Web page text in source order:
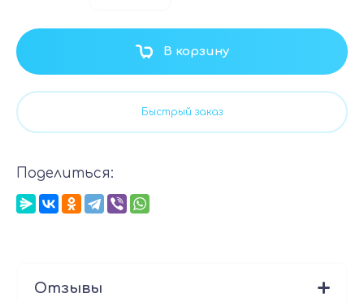
В корзину
Быстрый заказ
Поделиться:
Отзывы